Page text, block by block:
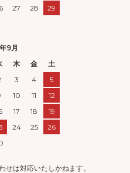
27 28
29
9月
木 金
土
3 4
5
10 11
12
17 18
19
24 25
26
せは対応いたしかねます。